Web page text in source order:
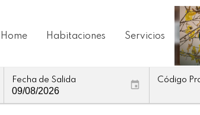
Home Habitaciones Servicios
Fecha de Salida Código